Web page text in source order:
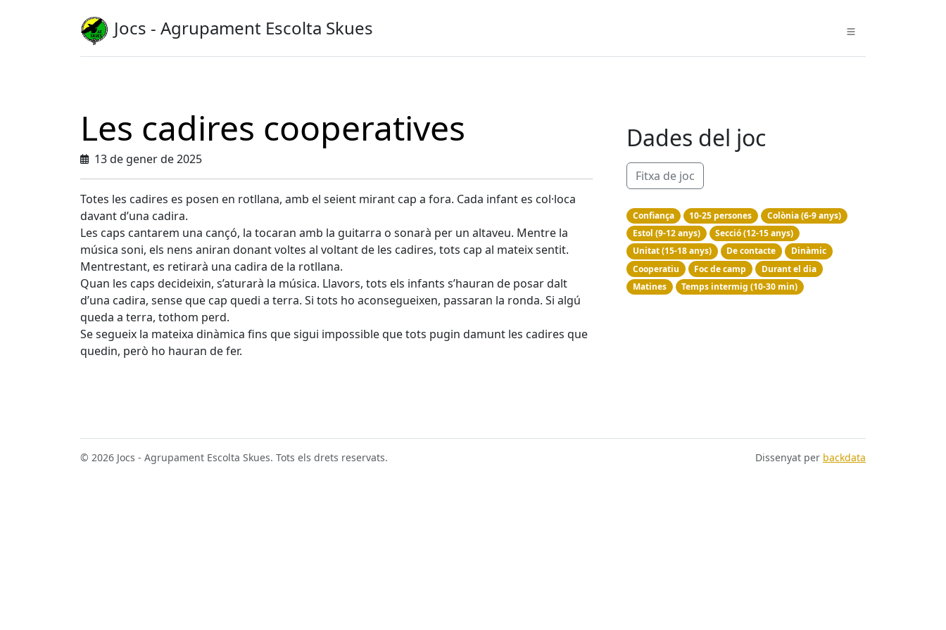
Jocs - Agrupament Escolta Skues
Les cadires cooperatives
13 de gener de 2025
Totes les cadires es posen en rotllana, amb el seient mirant cap a fora. Cada infant es col·loca
davant d’una cadira.
Les caps cantarem una cançó, la tocaran amb la guitarra o sonarà per un altaveu. Mentre la
música soni, els nens aniran donant voltes al voltant de les cadires, tots cap al mateix sentit.
Mentrestant, es retirarà una cadira de la rotllana.
Quan les caps decideixin, s’aturarà la música. Llavors, tots els infants s’hauran de posar dalt
d’una cadira, sense que cap quedi a terra. Si tots ho aconsegueixen, passaran la ronda. Si algú
queda a terra, tothom perd.
Se segueix la mateixa dinàmica fins que sigui impossible que tots pugin damunt les cadires que
quedin, però ho hauran de fer.
Dades del joc
Fitxa de joc
Confiança 10-25 persones
Colònia (6-9 anys)
Estol (9-12 anys)
Secció (12-15 anys)
Unitat (15-18 anys)
De contacte
Dinàmic
Cooperatiu
Foc de camp
Durant el dia
Matines
Temps intermig (10-30 min)
© 2026 Jocs - Agrupament Escolta Skues. Tots els drets reservats. Dissenyat per backdata